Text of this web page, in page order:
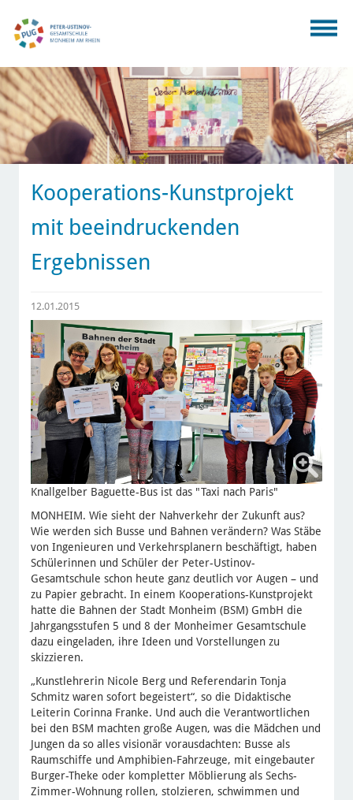
Kooperations-Kunstprojekt
mit beeindruckenden
Ergebnissen
12.01.2015
Knallgelber Baguette-Bus ist das "Taxi nach Paris"
MONHEIM. Wie sieht der Nahverkehr der Zukunft aus?
Wie werden sich Busse und Bahnen verändern? Was Stäbe
von Ingenieuren und Verkehrsplanern beschäftigt, haben
Schülerinnen und Schüler der Peter-Ustinov-
Gesamtschule schon heute ganz deutlich vor Augen – und
zu Papier gebracht. In einem Kooperations-Kunstprojekt
hatte die Bahnen der Stadt Monheim (BSM) GmbH die
Jahrgangsstufen 5 und 8 der Monheimer Gesamtschule
dazu eingeladen, ihre Ideen und Vorstellungen zu
skizzieren.
„Kunstlehrerin Nicole Berg und Referendarin Tonja
Schmitz waren sofort begeistert“, so die Didaktische
Leiterin Corinna Franke. Und auch die Verantwortlichen
bei den BSM machten große Augen, was die Mädchen und
Jungen da so alles visionär vorausdachten: Busse als
Raumschiffe und Amphibien-Fahrzeuge, mit eingebauter
Burger-Theke oder kompletter Möblierung als Sechs-
Zimmer-Wohnung rollen, stolzieren, schwimmen und